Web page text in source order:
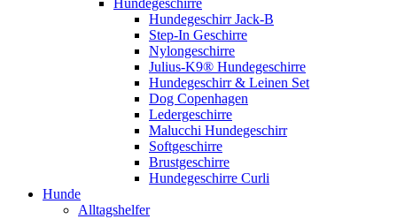
Hundegeschirre
Hundegeschirr Jack-B
Step-In Geschirre
Nylongeschirre
Julius-K9® Hundegeschirre
Hundegeschirr & Leinen Set
Dog Copenhagen
Ledergeschirre
Malucchi Hundegeschirr
Softgeschirre
Brustgeschirre
Hundegeschirre Curli
Hunde
Alltagshelfer